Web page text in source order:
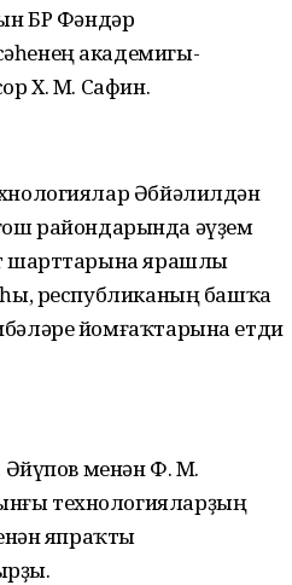
БР Фәндәр
академигы-
Х. М. Сафин.
Әбйәлилдән
райондарында әүҙем
шарттарына ярашлы
республиканың башҡа
йомғаҡтарына етди
Әйүпов менән Ф. М.
технологияларҙың
япраҡты